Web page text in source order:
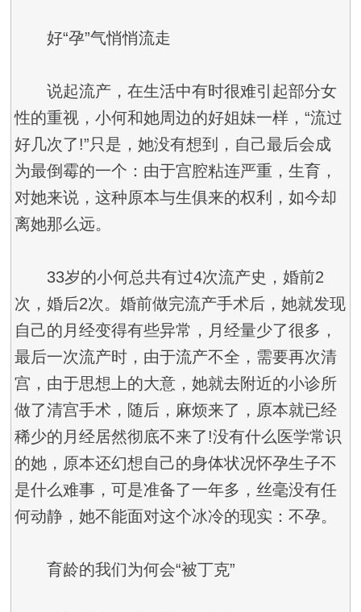
好“孕”气悄悄流走
说起流产，在生活中有时很难引起部分女
性的重视，小何和她周边的好姐妹一样，“流过
好几次了!”只是，她没有想到，自己最后会成
为最倒霉的一个：由于宫腔粘连严重，生育，
对她来说，这种原本与生俱来的权利，如今却
离她那么远。
33岁的小何总共有过4次流产史，婚前2
次，婚后2次。婚前做完流产手术后，她就发现
自己的月经变得有些异常，月经量少了很多，
最后一次流产时，由于流产不全，需要再次清
宫，由于思想上的大意，她就去附近的小诊所
做了清宫手术，随后，麻烦来了，原本就已经
稀少的月经居然彻底不来了!没有什么医学常识
的她，原本还幻想自己的身体状况怀孕生子不
是什么难事，可是准备了一年多，丝毫没有任
何动静，她不能面对这个冰冷的现实：不孕。
育龄的我们为何会“被丁克”